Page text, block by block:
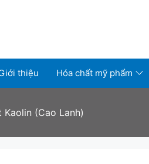
thiệu Hóa chất mỹ phẩm
Kaolin (Cao Lanh)